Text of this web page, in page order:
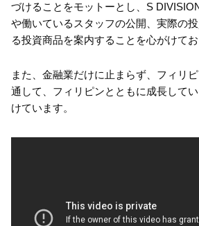
づけることをモットーとし、S
や働いているスタッフの公開、実際の
る投資商品を案内することを心がけてお
また、金融業だけに止まらず、フィリ
通して、フィリピンとともに成長して
けています。